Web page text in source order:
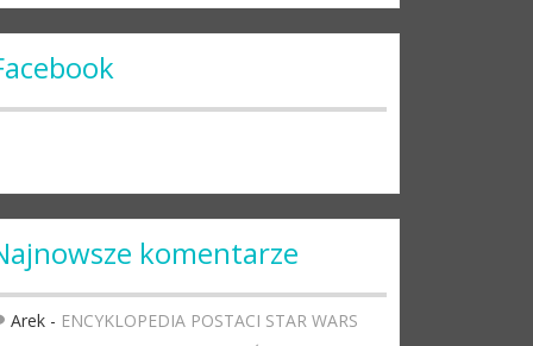
komentarze
Arek - ENCYKLOPEDIA POSTACI STAR WARS